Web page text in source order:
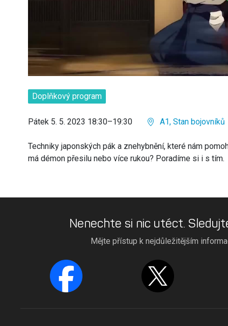
Doplňkový program
Pátek 5. 5. 2023 18:30–19:30 A1, Stan bojovníků
Techniky japonských pák a znehybnění, které nám
má démon přesilu nebo více rukou? Poradíme si i s tím.
Nenechte si nic utéct.
Mějte přístup k nejdůležitějším